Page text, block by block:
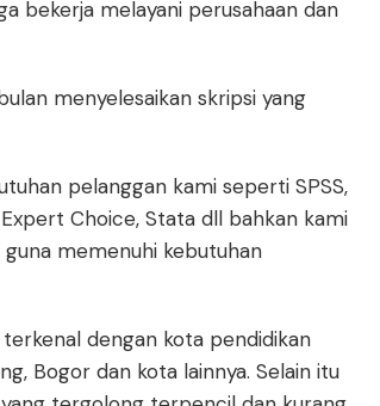
bekerja melayani perusahaan dan
menyelesaikan skripsi yang
pelanggan kami seperti SPSS,
Expert Choice, Stata dll bahkan kami
memenuhi kebutuhan
dengan kota pendidikan
Bogor dan kota lainnya. Selain itu